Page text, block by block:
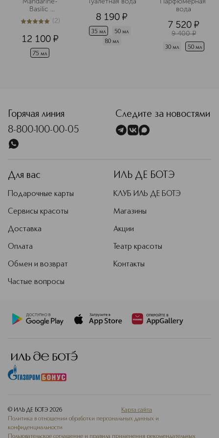
Basilic
Туалетная вода
5из 52 (2)
12 100 ¤
75 мл
8 190 ¤
35 мл
50 мл
80 мл
вода
7 520 ¤
9 400 ¤
30 мл 50 мл
Горячая линия
8-800-100-00-05
Следите за новостями
Для вас
Подарочные карты
Сервисы красоты
Доставка
Оплата
Обмен и возврат
Частые вопросы
ИЛЬ ДЕ БОТЭ
КЛУБ ИЛЬ ДЕ БОТЭ
Магазины
Акции
Театр красоты
Контакты
© ИЛЬ ДЕ БОТЭ 2026
Карта сайта
Политика в отношении обработки персональных данных и
конфиденциальности
Пользовательское соглашение и правила применения рекомендательных